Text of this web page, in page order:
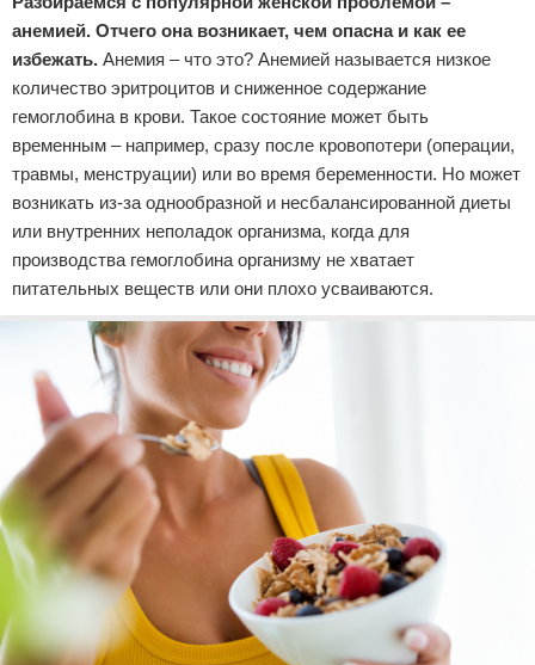
Кино и сериалы
Покупки
Мода и стиль
Отказ от ответственности
анемией. Отчего она возникает, чем опасна и как ее
избежать. Анемия – что это? Анемией называется низкое
количество эритроцитов и сниженное содержание
гемоглобина в крови. Такое состояние может быть
временным – например, сразу после кровопотери (операции,
травмы, менструации) или во время беременности. Но может
возникать из-за однообразной и несбалансированной диеты
или внутренних неполадок организма, когда для
производства гемоглобина организму не хватает
питательных веществ или они плохо усваиваются.